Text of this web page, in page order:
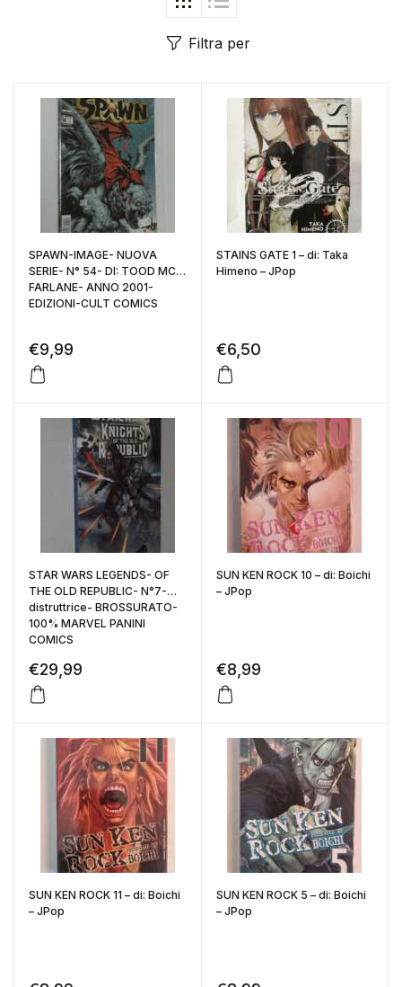
Filtra per
SPAWN-IMAGE- NUOVA
SERIE- N° 54- DI: TOOD MC
FARLANE- ANNO 2001-
EDIZIONI-CULT COMICS
€9,99
STAINS GATE 1 – di: Taka
Himeno – JPop
€6,50
STAR WARS LEGENDS- OF
THE OLD REPUBLIC- N°7-
distruttrice- BROSSURATO-
100% MARVEL PANINI
COMICS
€29,99
SUN KEN ROCK 10 – di: Boichi
– JPop
€8,99
SUN KEN ROCK 11 – di: Boichi
– JPop
SUN KEN ROCK 5 – di: Boichi
– JPop